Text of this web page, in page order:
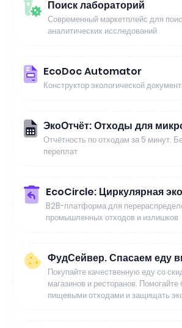
Поиск лабораторий
Современный маркетплейс для
аналитических исследований
EcoDoc Automator
Конструктор экологической
ЭкоОтчёт: Отходы для
Отчётность по отходам за 5 минут.
переплат
EcoCircle: Циркулярная
B2B-платформа для
промышленных отходов и излишков
ФудСейвер. Спасаем еду
Покупайте качественную еду со
магазинов и ресторанов. Помогайте
пищевыми отходами и защищать